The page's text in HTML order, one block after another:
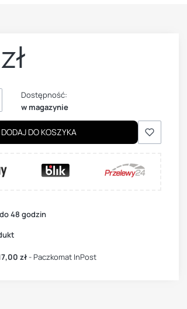
Dostępność:
w magazynie
DODAJ DO KOSZYKA
do 48 godzin
zł- Paczkomat InPost